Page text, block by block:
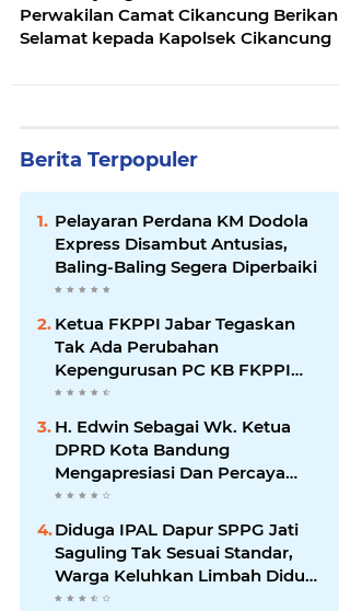
Perwakilan Camat Cikancung
Selamat kepada Kapolsek Cikancung
Berita Terpopuler
Pelayaran Perdana KM Dodola
Express Disambut Antusias,
Baling-Baling Segera Diperbaiki
Ketua FKPPI Jabar Tegaskan
Tak Ada Perubahan
Kepengurusan PC KB FKPPI
Sumedang, Ketua Cabang
Diminta Segera Konsolidasi
H. Edwin Sebagai Wk. Ketua
DPRD Kota Bandung
Mengapresiasi Dan Percaya
Penuh Kepada Kepemimpinan
Merdi Hajiji Sebagai ketua DPD
Lpm Kota Bandung Periode
2021-2026
Diduga IPAL Dapur SPPG Jati
Saguling Tak Sesuai Standar,
Warga Keluhkan Limbah Diduga
Mengalir ke Sungai